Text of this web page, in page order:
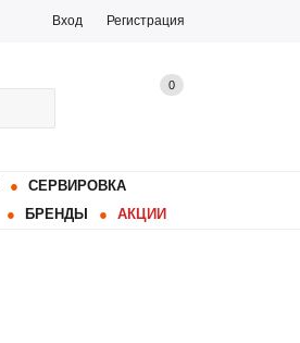
Вход Регистрация
0
СЕРВИРОВКА
БРЕНДЫ АКЦИИ